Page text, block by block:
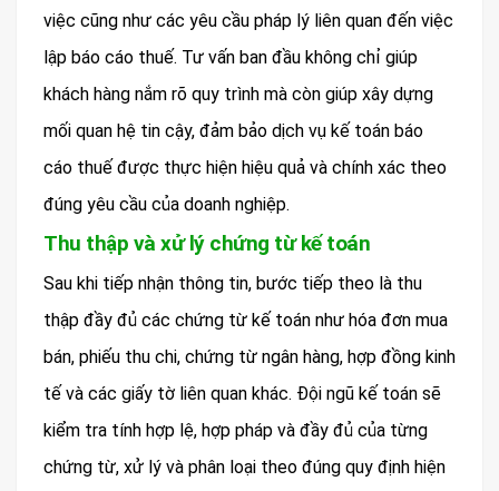
việc cũng như các yêu cầu pháp lý liên quan đến việc
lập báo cáo thuế. Tư vấn ban đầu không chỉ giúp
khách hàng nắm rõ quy trình mà còn giúp xây dựng
mối quan hệ tin cậy, đảm bảo dịch vụ kế toán báo
cáo thuế được thực hiện hiệu quả và chính xác theo
đúng yêu cầu của doanh nghiệp.
Thu thập và xử lý chứng từ kế toán
Sau khi tiếp nhận thông tin, bước tiếp theo là thu
thập đầy đủ các chứng từ kế toán như hóa đơn mua
bán, phiếu thu chi, chứng từ ngân hàng, hợp đồng kinh
tế và các giấy tờ liên quan khác. Đội ngũ kế toán sẽ
kiểm tra tính hợp lệ, hợp pháp và đầy đủ của từng
chứng từ, xử lý và phân loại theo đúng quy định hiện